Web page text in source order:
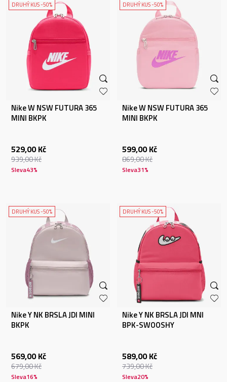
DRUHÝ KUS -50%
Nike W NSW FUTURA 365
MINI BKPK
529,00 Kč
939,00Kč
Sleva43%
DRUHÝ KUS -50%
Nike W NSW FUTURA 365
MINI BKPK
599,00 Kč
869,00Kč
Sleva31%
DRUHÝ KUS -50%
Nike Y NK BRSLA JDI MINI
BKPK
569,00 Kč
679,00Kč
Sleva16%
DRUHÝ KUS -50%
Nike Y NK BRSLA JDI MNI
BPK-SWOOSHY
589,00 Kč
739,00Kč
Sleva20%